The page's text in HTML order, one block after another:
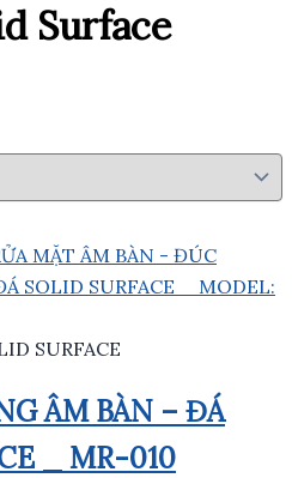
Surface
SURFACE
ÂM BÀN – ĐÁ
_ MR-010